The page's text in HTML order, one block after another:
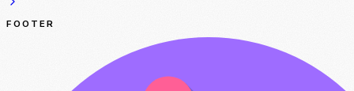
FOOTER